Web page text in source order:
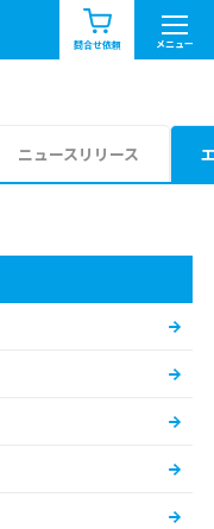
問合せ依頼 メニュー
お知らせ一覧
中国・四国
ニュースリリース